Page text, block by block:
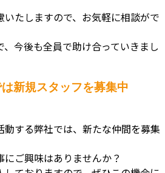
たしますので、お気軽に相談がで
今後も全員で助け合っていきまし
新規スタッフを募集中
動する弊社では、新たな仲間を募集
ご興味はありませんか？